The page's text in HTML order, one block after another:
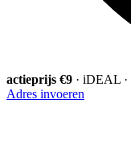
actieprijs €9 · iDEAL ·
Adres invoeren